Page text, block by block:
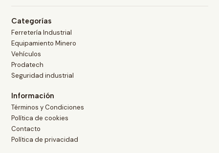
Categorías
Ferretería Industrial
Equipamiento Minero
Vehículos
Prodatech
Seguridad industrial
Información
Términos y Condiciones
Política de cookies
Contacto
Política de privacidad